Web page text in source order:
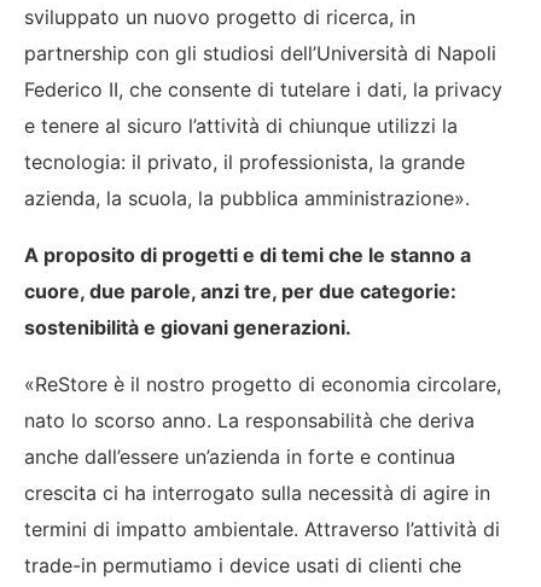
sviluppato un nuovo progetto di ricerca, in
partnership con gli studiosi dell’Università di Napoli
Federico II, che consente di tutelare i dati, la privacy
e tenere al sicuro l’attività di chiunque utilizzi la
tecnologia: il privato, il professionista, la grande
azienda, la scuola, la pubblica amministrazione».
A proposito di progetti e di temi che le stanno a
cuore, due parole, anzi tre, per due categorie:
sostenibilità e giovani generazioni.
«ReStore è il nostro progetto di economia circolare,
nato lo scorso anno. La responsabilità che deriva
anche dall’essere un’azienda in forte e continua
crescita ci ha interrogato sulla necessità di agire in
termini di impatto ambientale. Attraverso l’attività di
trade-in permutiamo i device usati di clienti che